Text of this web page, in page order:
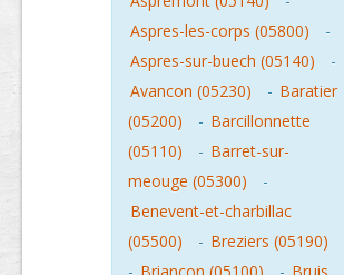
Aspres-les-corps (05800)
-
Aspres-sur-buech (05140)
-
Avancon (05230)
- Baratier
(05200)
- Barcillonnette
(05110)
- Barret-sur-
meouge (05300)
-
Benevent-et-charbillac
(05500)
- Breziers (05190)